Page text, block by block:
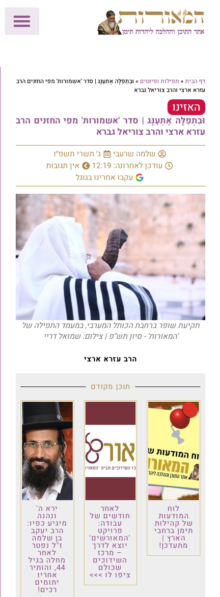
דף הבית » תפילות ופיוטים » וּבִתְפִלָּה אֶתְעַנָּג | סדר 'אשמורות' מפי החזנים הרב
עזרא ארצי והרב צוריאל גברא
האזינו
וּבִתְפִלָּה אֶתְעַנָּג | סדר 'אשמורות' מפי החזנים הרב
עזרא ארצי והרב צוריאל גברא
שלמה שרעבי
ג׳ תשרי תשפ״ו
עודכן לאחרונה: 12:19
אין תגובות
עקבו אחרינו בגוגל
תקיעת שופר ברחבת הכותל המערבי, במעמד התפילה של
'המאורות' - סיון תש"פ | צילום: שמואל דריי
הרב עזרא ארצי
תוכן מקודם
לוח
המודעות
של קהילות
תימן ברחבי
הארץ |
מתעדכן!
לאחר
חודשים של
עבודה:
פרויקט
'המאורשים'
יוצא לדרך
– מרכז
השידוכים
שכולם
ציפו לו >>>
ירא ה'
ונהנה
מיגיע כפיו:
הרב יעקב
בן שלמה
ז"ל נפטר
לאחר
מחלה בגיל
44, והותיר
אחריו
יתומים
רכים!